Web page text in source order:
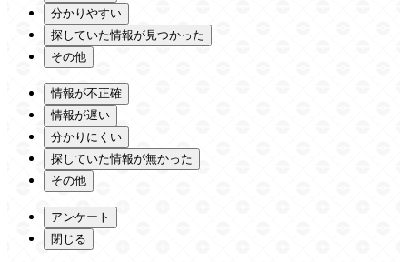
分かりやすい
探していた情報が見つかった
その他
情報が不正確
情報が遅い
分かりにくい
探していた情報が無かった
その他
アンケート
閉じる